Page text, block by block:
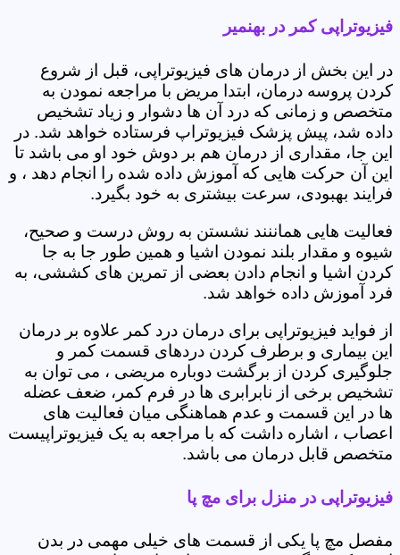
فیزیوتراپی کمر در بهنمیر
در این بخش از درمان های فیزیوتراپی، قبل از شروع
کردن پروسه درمان، ابتدا مریض با مراجعه نمودن به
متخصص و زمانی که درد آن ها دشوار و زیاد تشخیص
داده شد، پیش پزشک فیزیوتراپ فرستاده خواهد شد. در
این جا، مقداری از درمان هم بر دوش خود او می باشد تا
این آن حرکت هایی که آموزش داده شده را انجام دهد ، و
فرایند بهبودی، سرعت بیشتری به خود بگیرد.
فعالیت هایی هماننند نشستن به روش درست و صحیح،
شیوه و مقدار بلند نمودن اشیا و همین طور جا به جا
کردن اشیا و انجام دادن بعضی از تمرین های کششی، به
فرد آموزش داده خواهد شد.
از فواید فیزیوتراپی برای درمان درد کمر علاوه بر درمان
این بیماری و برطرف کردن دردهای قسمت کمر و
جلوگیری کردن از برگشت دوباره مریضی ، می توان به
تشخیص برخی از نابرابری ها در فرم کمر، ضعف عضله
ها در این قسمت و عدم هماهنگی میان فعالیت های
اعصاب ، اشاره داشت که با مراجعه به یک فیزیوتراپیست
متخصص قابل درمان می باشد.
فیزیوتراپی در منزل برای مچ پا
مفصل مچ پا یکی از قسمت های خیلی مهمی در بدن